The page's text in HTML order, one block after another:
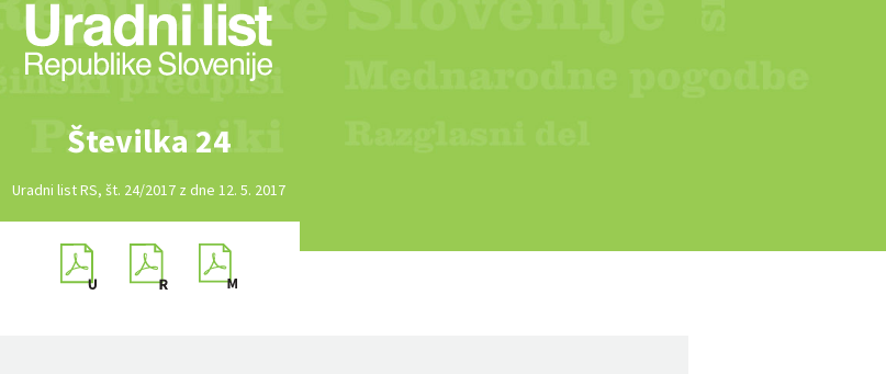
Številka 24
Uradni list RS, št. 24/2017 z dne 12. 5. 2017